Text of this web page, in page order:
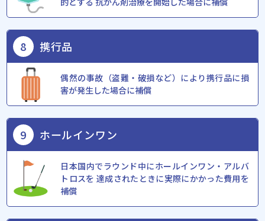
8 携行品
偶然の事故（盗難・破損など）により携⾏品に損
害が発⽣した場合に補償
9 ホールインワン
⽇本国内でラウンド中にホールインワン・アルバ
トロスを 達成されたときに実際にかかった費⽤を
補償